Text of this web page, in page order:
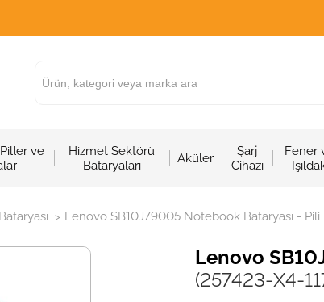
ve
Hizmet Sektörü
Bataryaları
Aküler
Şarj
Cihazı
Fener
> Lenovo SB10J79005 Notebook Bataryası - Pili
Lenovo
(257423-X4-